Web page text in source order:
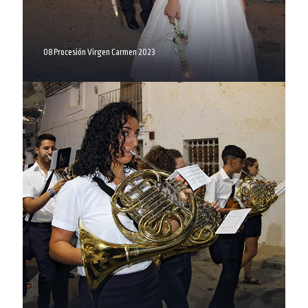
08 Procesión Virgen Carmen 2023